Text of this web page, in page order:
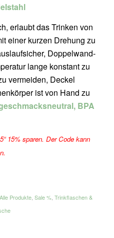
erlaubt das Trinken von
einer kurzen Drehung zu
Doppelwand-
lange konstant zu
vermeiden, Deckel
ist von Hand zu
BPA
15% sparen. Der Code kann
Alle Produkte, Sale %, Trinkflaschen &